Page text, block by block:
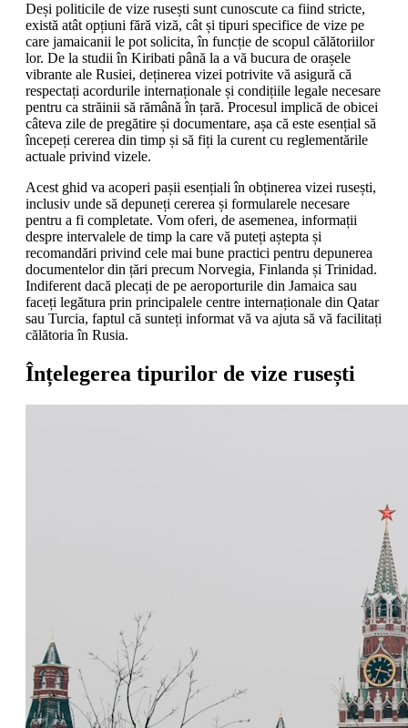
Deși politicile de vize rusești sunt cunoscute ca fiind stricte,
există atât opțiuni fără viză, cât și tipuri specifice de vize pe
care jamaicanii le pot solicita, în funcție de scopul călătoriilor
lor. De la studii în Kiribati până la a vă bucura de orașele
vibrante ale Rusiei, deținerea vizei potrivite vă asigură că
respectați acordurile internaționale și condițiile legale necesare
pentru ca străinii să rămână în țară. Procesul implică de obicei
câteva zile de pregătire și documentare, așa că este esențial să
începeți cererea din timp și să fiți la curent cu reglementările
actuale privind vizele.
Acest ghid va acoperi pașii esențiali în obținerea vizei rusești,
inclusiv unde să depuneți cererea și formularele necesare
pentru a fi completate. Vom oferi, de asemenea, informații
despre intervalele de timp la care vă puteți aștepta și
recomandări privind cele mai bune practici pentru depunerea
documentelor din țări precum Norvegia, Finlanda și Trinidad.
Indiferent dacă plecați de pe aeroporturile din Jamaica sau
faceți legătura prin principalele centre internaționale din Qatar
sau Turcia, faptul că sunteți informat vă va ajuta să vă facilitați
călătoria în Rusia.
Înțelegerea tipurilor de vize rusești